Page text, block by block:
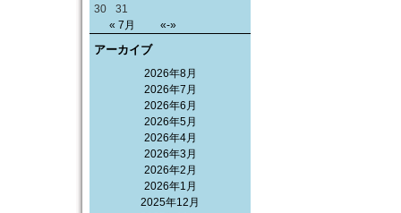
« 7月 «-»
30
31
アーカイブ
2026年8月
2026年7月
2026年6月
2026年5月
2026年4月
2026年3月
2026年2月
2026年1月
2025年12月